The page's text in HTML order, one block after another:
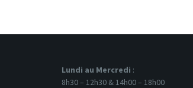
Lundi au Mercredi :
8h30 – 12h30 & 14h00 – 18h00